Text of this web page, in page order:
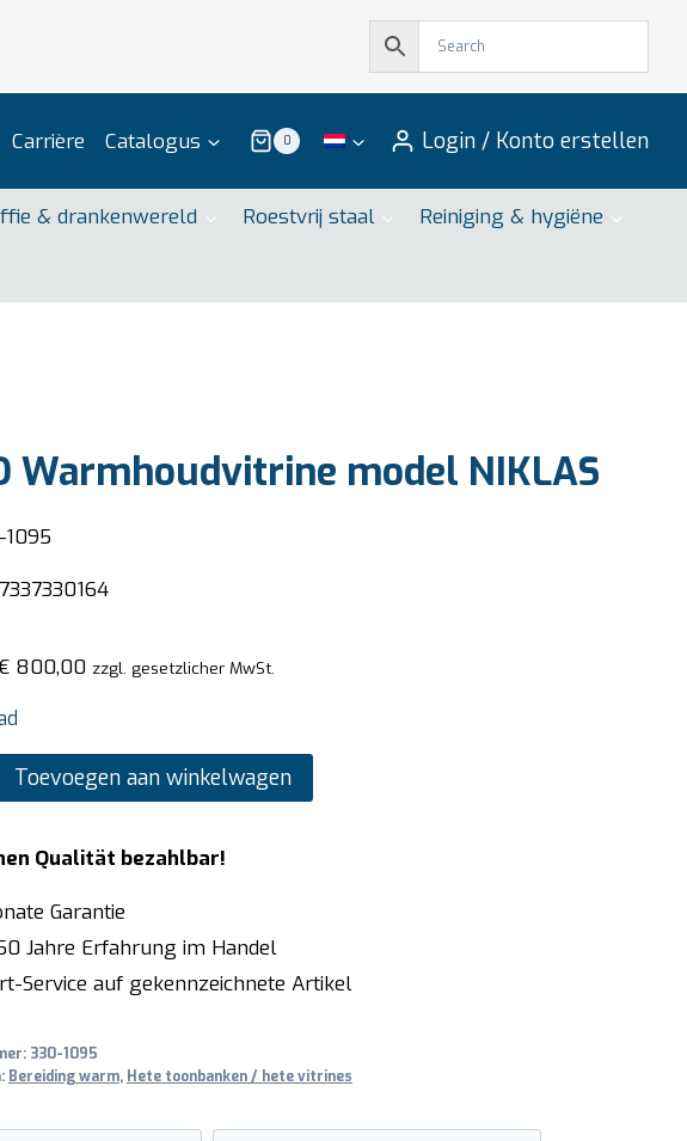
Carrière Catalogus 0 Login / Konto erstellen
& drankenwereld Roestvrij staal Reiniging & hygiëne
Warmhoudvitrine model NIKLAS
800,00 zzgl. gesetzlicher MwSt.
Toevoegen aan winkelwagen
Qualität bezahlbar!
Garantie
Jahre Erfahrung im Handel
Service auf gekennzeichnete Artikel
330-1095
Bereiding warm, Hete toonbanken / hete vitrines